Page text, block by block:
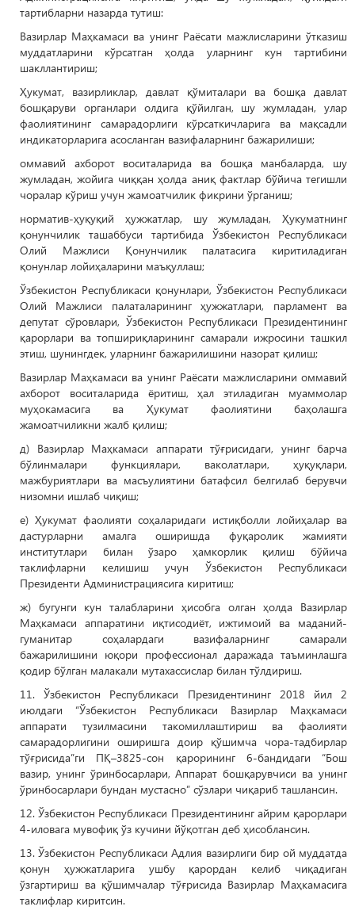
тартибларни назарда тутиш:
Вазирлар Маҳкамаси ва унинг Раёсати мажлисларини ўтказиш
муддатларини кўрсатган ҳолда уларнинг кун тартибини
шакллантириш;
Ҳукумат, вазирликлар, давлат қўмиталари ва бошқа давлат
бошқаруви органлари олдига қўйилган, шу жумладан, улар
фаолиятининг самарадорлиги кўрсаткичларига ва мақсадли
индикаторларига асосланган вазифаларнинг бажарилиши;
оммавий ахборот воситаларида ва бошқа манбаларда, шу
жумладан, жойига чиққан ҳолда аниқ фактлар бўйича тегишли
чоралар кўриш учун жамоатчилик фикрини ўрганиш;
норматив-ҳуқуқий ҳужжатлар, шу жумладан, Ҳукуматнинг
қонунчилик ташаббуси тартибида Ўзбекистон Республикаси
Олий Мажлиси Қонунчилик палатасига киритиладиган
қонунлар лойиҳаларини маъқуллаш;
Ўзбекистон Республикаси қонунлари, Ўзбекистон Республикаси
Олий Мажлиси палаталарининг ҳужжатлари, парламент ва
депутат сўровлари, Ўзбекистон Республикаси Президентининг
қарорлари ва топшириқларининг самарали ижросини ташкил
этиш, шунингдек, уларнинг бажарилишини назорат қилиш;
Вазирлар Маҳкамаси ва унинг Раёсати мажлисларини оммавий
ахборот воситаларида ёритиш, ҳал этиладиган муаммолар
муҳокамасига ва Ҳукумат фаолиятини баҳолашга
жамоатчиликни жалб қилиш;
д) Вазирлар Маҳкамаси аппарати тўғрисидаги, унинг барча
бўлинмалари функциялари, ваколатлари, ҳуқуқлари,
мажбуриятлари ва масъулиятини батафсил белгилаб берувчи
низомни ишлаб чиқиш;
е) Ҳукумат фаолияти соҳаларидаги истиқболли лойиҳалар ва
дастурларни амалга оширишда фуқаролик жамияти
институтлари билан ўзаро ҳамкорлик қилиш бўйича
таклифларни келишиш учун Ўзбекистон Республикаси
Президенти Администрациясига киритиш;
ж) бугунги кун талабларини ҳисобга олган ҳолда Вазирлар
Маҳкамаси аппаратини иқтисодиёт, ижтимоий ва маданий-
гуманитар соҳалардаги вазифаларнинг самарали
бажарилишини юқори профессионал даражада таъминлашга
қодир бўлган малакали мутахассислар билан тўлдириш.
11. Ўзбекистон Республикаси Президентининг 2018 йил 2
июлдаги “Ўзбекистон Республикаси Вазирлар Маҳкамаси
аппарати тузилмасини такомиллаштириш ва фаолияти
самарадорлигини оширишга доир қўшимча чора-тадбирлар
тўғрисида”ги ПҚ–3825-сон қарорининг 6-бандидаги “Бош
вазир, унинг ўринбосарлари, Аппарат бошқарувчиси ва унинг
ўринбосарлари бундан мустасно” сўзлари чиқариб ташлансин.
12. Ўзбекистон Республикаси Президентининг айрим қарорлари
4-иловага мувофиқ ўз кучини йўқотган деб ҳисоблансин.
13. Ўзбекистон Республикаси Адлия вазирлиги бир ой муддатда
қонун ҳужжатларига ушбу қарордан келиб чиқадиган
ўзгартириш ва қўшимчалар тўғрисида Вазирлар Маҳкамасига
таклифлар киритсин.